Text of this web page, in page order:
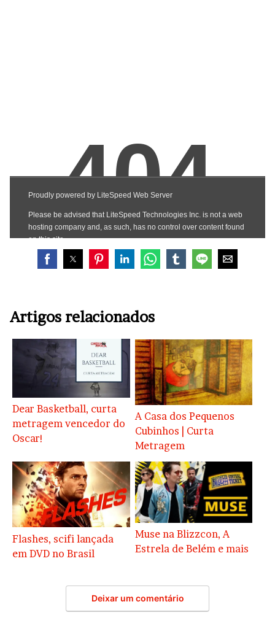
Artigos relacionados
Dear Basketball, curta
metragem vencedor do
Oscar!
A Casa dos Pequenos
Cubinhos | Curta
Metragem
Flashes, scifi lançada
em DVD no Brasil
Muse na Blizzcon, A
Estrela de Belém e mais
Deixar um comentário